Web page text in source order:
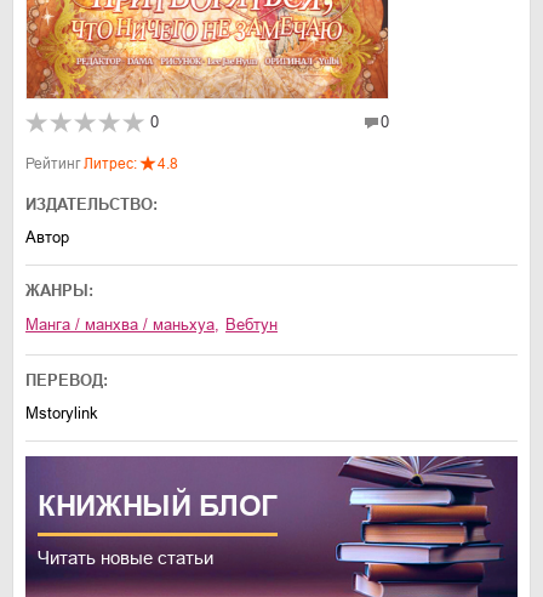
0 0
РейтингЛитрес: 4.8
ИЗДАТЕЛЬСТВО:
Автор
ЖАНРЫ:
манга / манхва / маньхуа
вебтун
ПЕРЕВОД:
Mstorylink
КНИЖНЫЙ БЛОГ
Читать новые статьи